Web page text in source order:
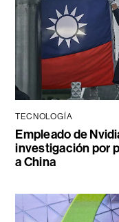
TECNOLOGÍA
Empleado de
investigación por
a China